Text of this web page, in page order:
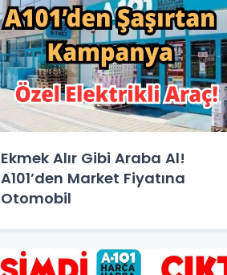
Ekmek Alır Gibi Araba Al!
A101’den Market Fiyatına
Otomobil